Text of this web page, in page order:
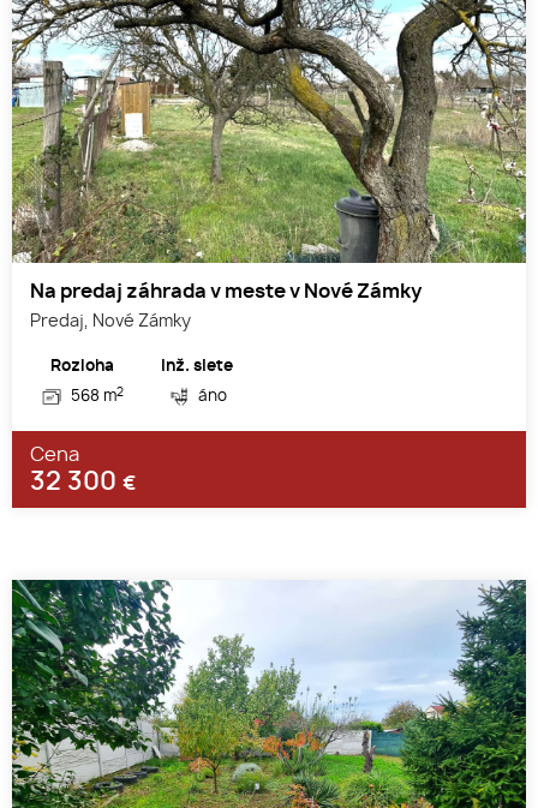
Na predaj záhrada v meste v Nové Zámky
Predaj, Nové Zámky
Rozloha
568 m2
Inž. siete
áno
Cena
32 300 €